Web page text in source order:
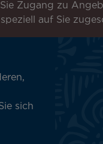
zu
sich
Zugang zu
auf Sie